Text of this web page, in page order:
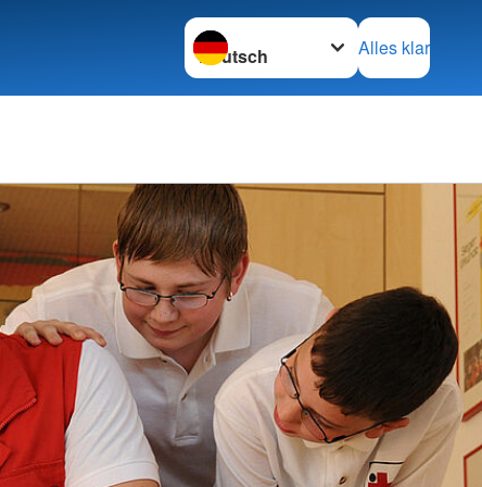
Sprache wechseln zu
Alles klar